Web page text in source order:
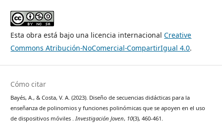
Esta obra está bajo una licencia internacionalCreative
Commons Atribución-NoComercial-CompartirIgual 4.0.
Cómo citar
Bayés, A., & Costa, V. A. (2023). Diseño de secuencias didácticas para la
enseñanza de polinomios y funciones polinómicas que se apoyen en el uso
de dispositivos móviles . Investigación Joven, 10(3), 460-461.